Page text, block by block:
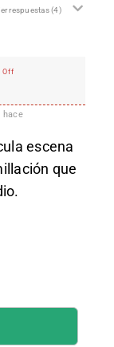
respuestas(4)
Off
hace
escena
que